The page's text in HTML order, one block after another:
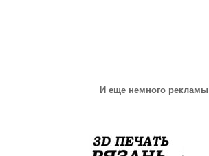
И еще немного рекламы